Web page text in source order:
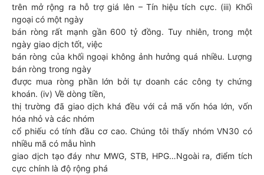
trên mở rộng ra hỗ trợ giá lên – Tín hiệu tích cực. (iii) Khối
ngoại có một ngày
bán ròng rất mạnh gần 600 tỷ đồng. Tuy nhiên, trong một
ngày giao dịch tốt, việc
bán ròng của khối ngoại không ảnh hưởng quá nhiều. Lượng
bán ròng trong ngày
được mua ròng phần lớn bởi tự doanh các công ty chứng
khoán. (iv) Về dòng tiền,
thị trường đã giao dịch khá đều với cả mã vốn hóa lớn, vốn
hóa nhỏ và các nhóm
cổ phiếu có tính đầu cơ cao. Chúng tôi thấy nhóm VN30 có
nhiều mã có mẫu hình
giao dịch tạo đáy như MWG, STB, HPG…Ngoài ra, điểm tích
cực chính là độ rộng phá